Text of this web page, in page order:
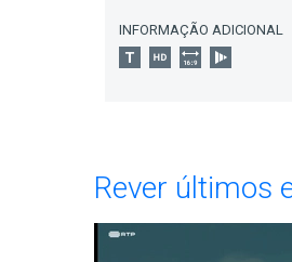
INFORMAÇÃO ADICIONAL
Rever últimos